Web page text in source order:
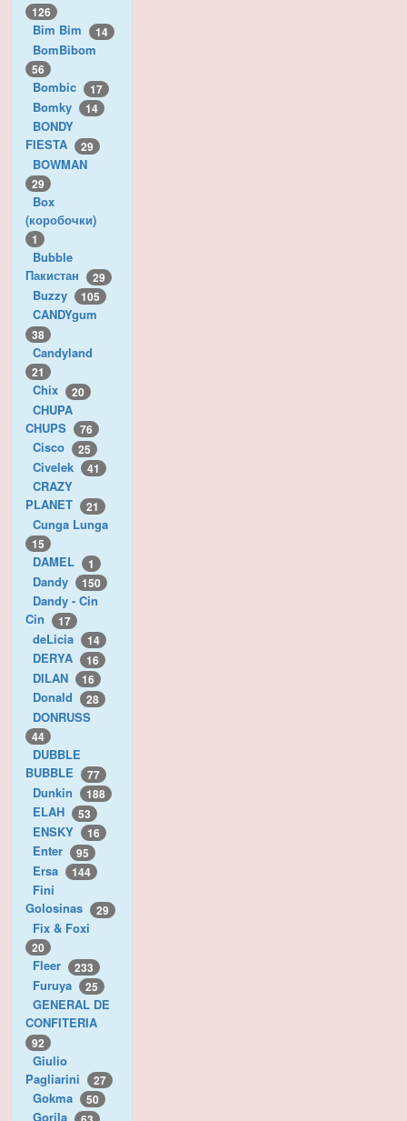
126
Bim Bim 14
BomBibom
56
Bombic 17
Bomky 14
BONDY
FIESTA
29
BOWMAN
29
Box
(коробочки)
1
Bubble
Пакистан
29
Buzzy 105
CANDYgum
38
Candyland
21
Chix 20
CHUPA
CHUPS
76
Cisco 25
Civelek 41
CRAZY
PLANET
21
Cunga Lunga
15
DAMEL 1
Dandy 150
Dandy - Cin
Cin
17
deLicia 14
DERYA 16
DILAN 16
Donald 28
DONRUSS
44
DUBBLE
BUBBLE
77
Dunkin 188
ELAH 53
ENSKY 16
Enter 95
Ersa 144
Fini
Golosinas
29
Fix & Foxi
20
Fleer 233
Furuya 25
GENERAL DE
CONFITERIA
92
Giulio
Pagliarini
27
Gokma 50
Gorila